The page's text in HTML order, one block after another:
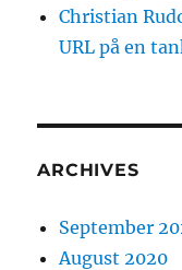
Christian
URL på en
ARCHIVES
September
August 2020